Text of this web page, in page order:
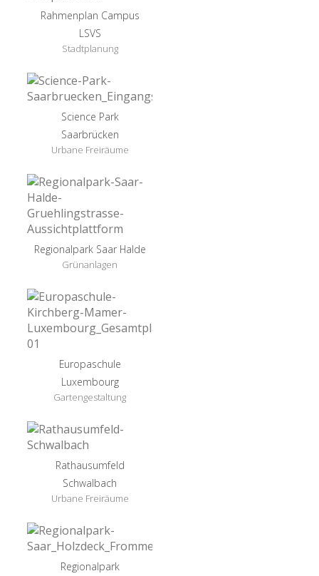
Rahmenplan Campus
LSVS
Stadtplanung
Science Park
Saarbrücken
Urbane Freiräume
Regionalpark Saar Halde
Grünanlagen
Europaschule
Luxembourg
Gartengestaltung
Rathausumfeld
Schwalbach
Urbane Freiräume
Regionalpark